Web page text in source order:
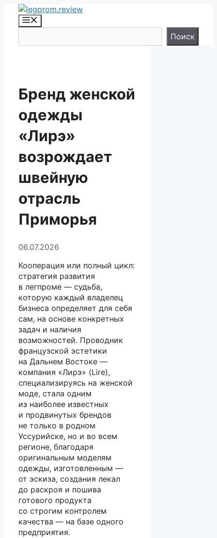
Перейти
содержимому
Поиск
Бренд женской
одежды
«Лирэ»
возрождает
швейную
отрасль
Приморья
06.07.2026
Кооперация или полный цикл:
стратегия развития
в легпроме — судьба,
которую каждый владелец
бизнеса определяет для себя
сам, на основе конкретных
задач и наличия
возможностей. Проводник
французской эстетики
на Дальнем Востоке —
компания «Лирэ» (Lire),
специализируясь на женской
моде, стала одним
из наиболее известных
и продвинутых брендов
не только в родном
Уссурийске, но и во всем
регионе, благодаря
оригинальным моделям
одежды, изготовленным —
от эскиза, создания лекал
до раскроя и пошива
готового продукта
со строгим контролем
качества — на базе одного
предприятия.